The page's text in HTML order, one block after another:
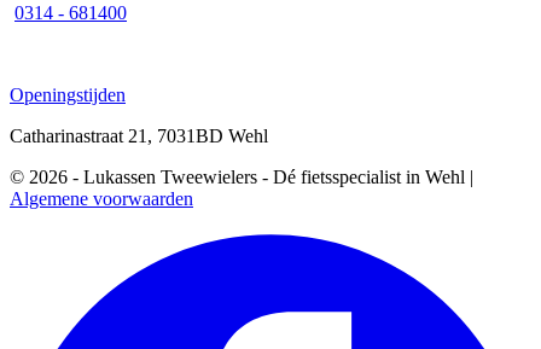
0314 - 681400
Openingstijden
Catharinastraat 21, 7031BD Wehl
© 2026 - Lukassen Tweewielers - Dé fietsspecialist in Wehl |
Algemene voorwaarden